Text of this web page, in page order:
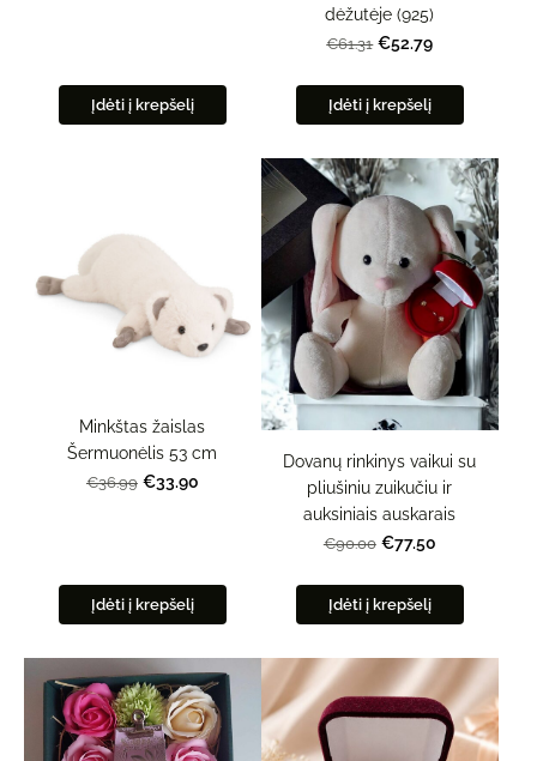
Įdėti į krepšelį
dėžutėje (925)
€61.31 €52.79
Įdėti į krepšelį
Minkštas žaislas
Šermuonėlis 53 cm
€36.99 €33.90
Įdėti į krepšelį
Dovanų rinkinys vaikui su
pliušiniu zuikučiu ir
auksiniais auskarais
€90.00 €77.50
Įdėti į krepšelį